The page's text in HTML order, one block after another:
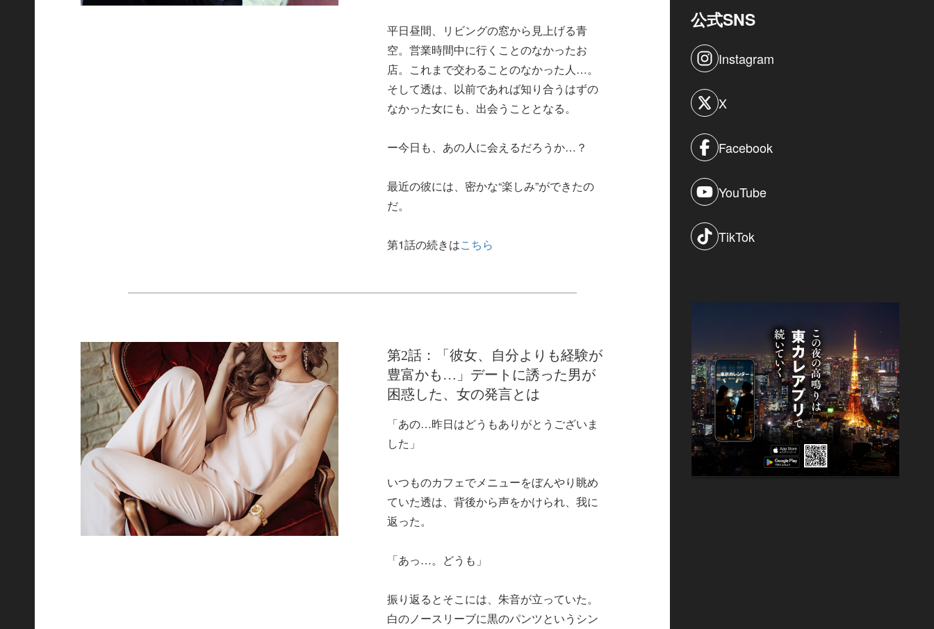
平日昼間、リビングの窓から見上げる青
空。営業時間中に行くことのなかったお
店。これまで交わることのなかった人…。
そして透は、以前であれば知り合うはずの
なかった女にも、出会うこととなる。
ー今日も、あの人に会えるだろうか…？
最近の彼には、密かな“楽しみ”ができたの
だ。
第1話の続きはこちら
第2話：「彼女、自分よりも経験が
豊富かも…」デートに誘った男が
困惑した、女の発言とは
「あの…昨日はどうもありがとうございま
した」
いつものカフェでメニューをぼんやり眺め
ていた透は、背後から声をかけられ、我に
返った。
「あっ…。どうも」
振り返るとそこには、朱音が立っていた。
白のノースリーブに黒のパンツというシン
公式SNS
Instagram
X
Facebook
YouTube
TikTok